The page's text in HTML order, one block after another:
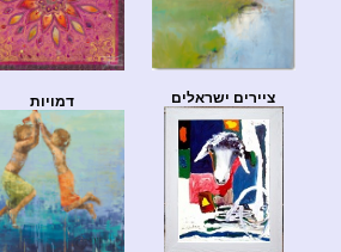
ציירים ישראלים דמויות